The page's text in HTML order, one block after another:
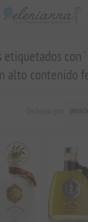
etiquetados con
alto contenido